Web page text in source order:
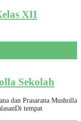
XII
Sekolah
dan Prasarana Musholla
tempat